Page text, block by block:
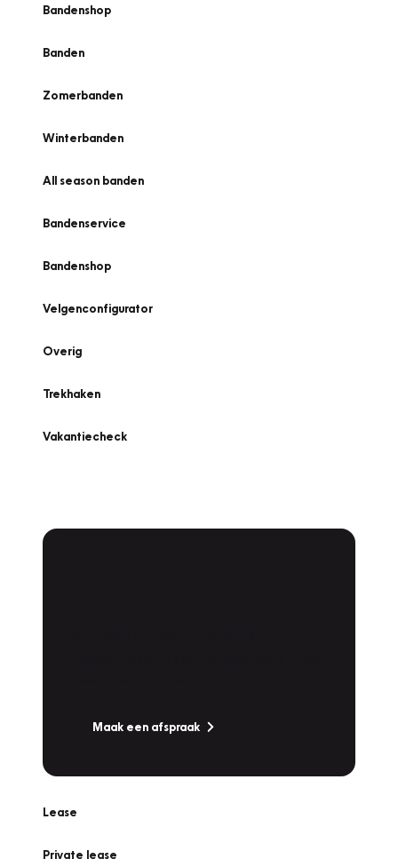
Bandenshop
Banden
Zomerbanden
Winterbanden
All season banden
Bandenservice
Bandenshop
Velgenconfigurator
Overig
Trekhaken
Vakantiecheck
Maak een afspraak
Lease
Private lease